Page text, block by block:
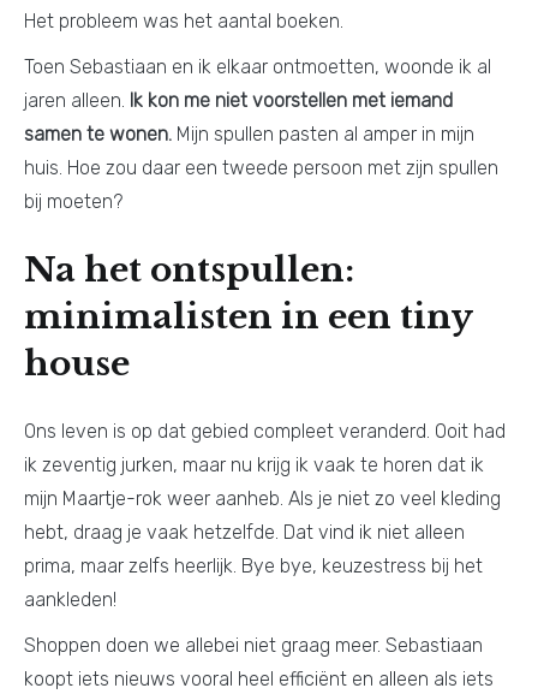
Het probleem was het aantal boeken.
Toen Sebastiaan en ik elkaar ontmoetten, woonde ik al
jaren alleen. Ik kon me niet voorstellen met iemand
samen te wonen. Mijn spullen pasten al amper in mijn
huis. Hoe zou daar een tweede persoon met zijn spullen
bij moeten?
Na het ontspullen:
minimalisten in een tiny
house
Ons leven is op dat gebied compleet veranderd. Ooit had
ik zeventig jurken, maar nu krijg ik vaak te horen dat ik
mijn Maartje-rok weer aanheb. Als je niet zo veel kleding
hebt, draag je vaak hetzelfde. Dat vind ik niet alleen
prima, maar zelfs heerlijk. Bye bye, keuzestress bij het
aankleden!
Shoppen doen we allebei niet graag meer. Sebastiaan
koopt iets nieuws vooral heel efficiënt en alleen als iets